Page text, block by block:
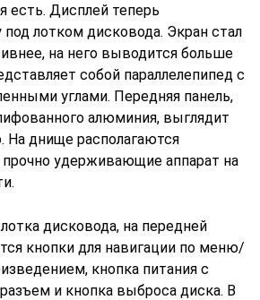
есть. Дисплей теперь
под лотком дисковода. Экран стал
на него выводится больше
собой параллелепипед с
углами. Передняя панель,
алюминия, выглядит
На днище располагаются
удерживающие аппарат на
дисковода, на передней
кнопки для навигации по меню/
кнопка питания с
и кнопка выброса диска. В